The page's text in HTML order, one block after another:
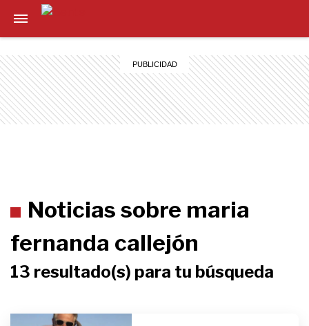
Noticias sobre maria
fernanda callejón
13 resultado(s) para tu búsqueda